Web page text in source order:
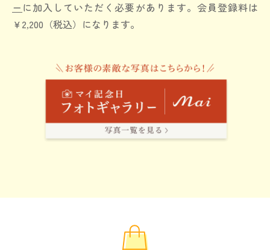
ー に加入していただく必要があります。 会員登録料は
￥2,200（税込）になります。